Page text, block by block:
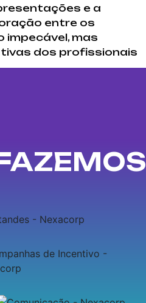
e a
entre os
impecável, mas
dos profissionais